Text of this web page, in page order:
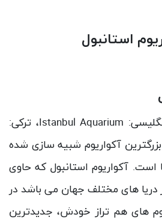
استانبول
Istanbul Aquarium، ترکی:
آکواریوم شبیه سازی شده
است. آکواریوم استانبول که حاوی
دریا های مختلف جهان می باشد در
های هم تراز خودش، جدیدترین